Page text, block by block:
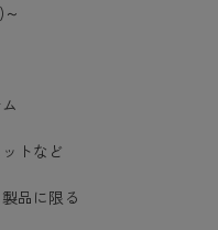
トなど
品に限る